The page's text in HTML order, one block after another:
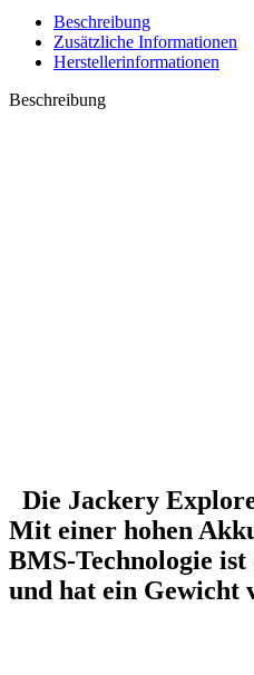
Beschreibung
Zusätzliche Informationen
Herstellerinformationen
Beschreibung
Die Jackery
Mit einer hohen
BMS-Technologie
und hat ein Gewicht